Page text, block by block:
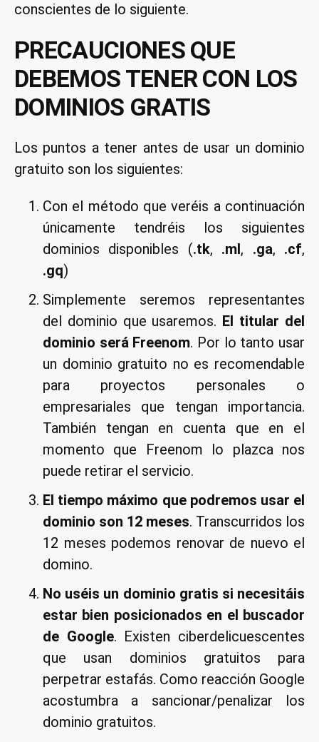
tomar
los
dominio
gratis
conscientes de lo siguiente.
PRECAUCIONES QUE
DEBEMOS TENER CON LOS
DOMINIOS GRATIS
Los puntos a tener antes de usar un dominio
gratuito son los siguientes:
Con el método que veréis a continuación
únicamente tendréis los siguientes
dominios disponibles (.tk, .ml, .ga, .cf,
.gq)
Simplemente seremos representantes
del dominio que usaremos. El titular del
dominio será Freenom. Por lo tanto usar
un dominio gratuito no es recomendable
para proyectos personales o
empresariales que tengan importancia.
También tengan en cuenta que en el
momento que Freenom lo plazca nos
puede retirar el servicio.
El tiempo máximo que podremos usar el
dominio son 12 meses. Transcurridos los
12 meses podemos renovar de nuevo el
domino.
No uséis un dominio gratis si necesitáis
estar bien posicionados en el buscador
de Google. Existen ciberdelicuescentes
que usan dominios gratuitos para
perpetrar estafás. Como reacción Google
acostumbra a sancionar/penalizar los
dominio gratuitos.